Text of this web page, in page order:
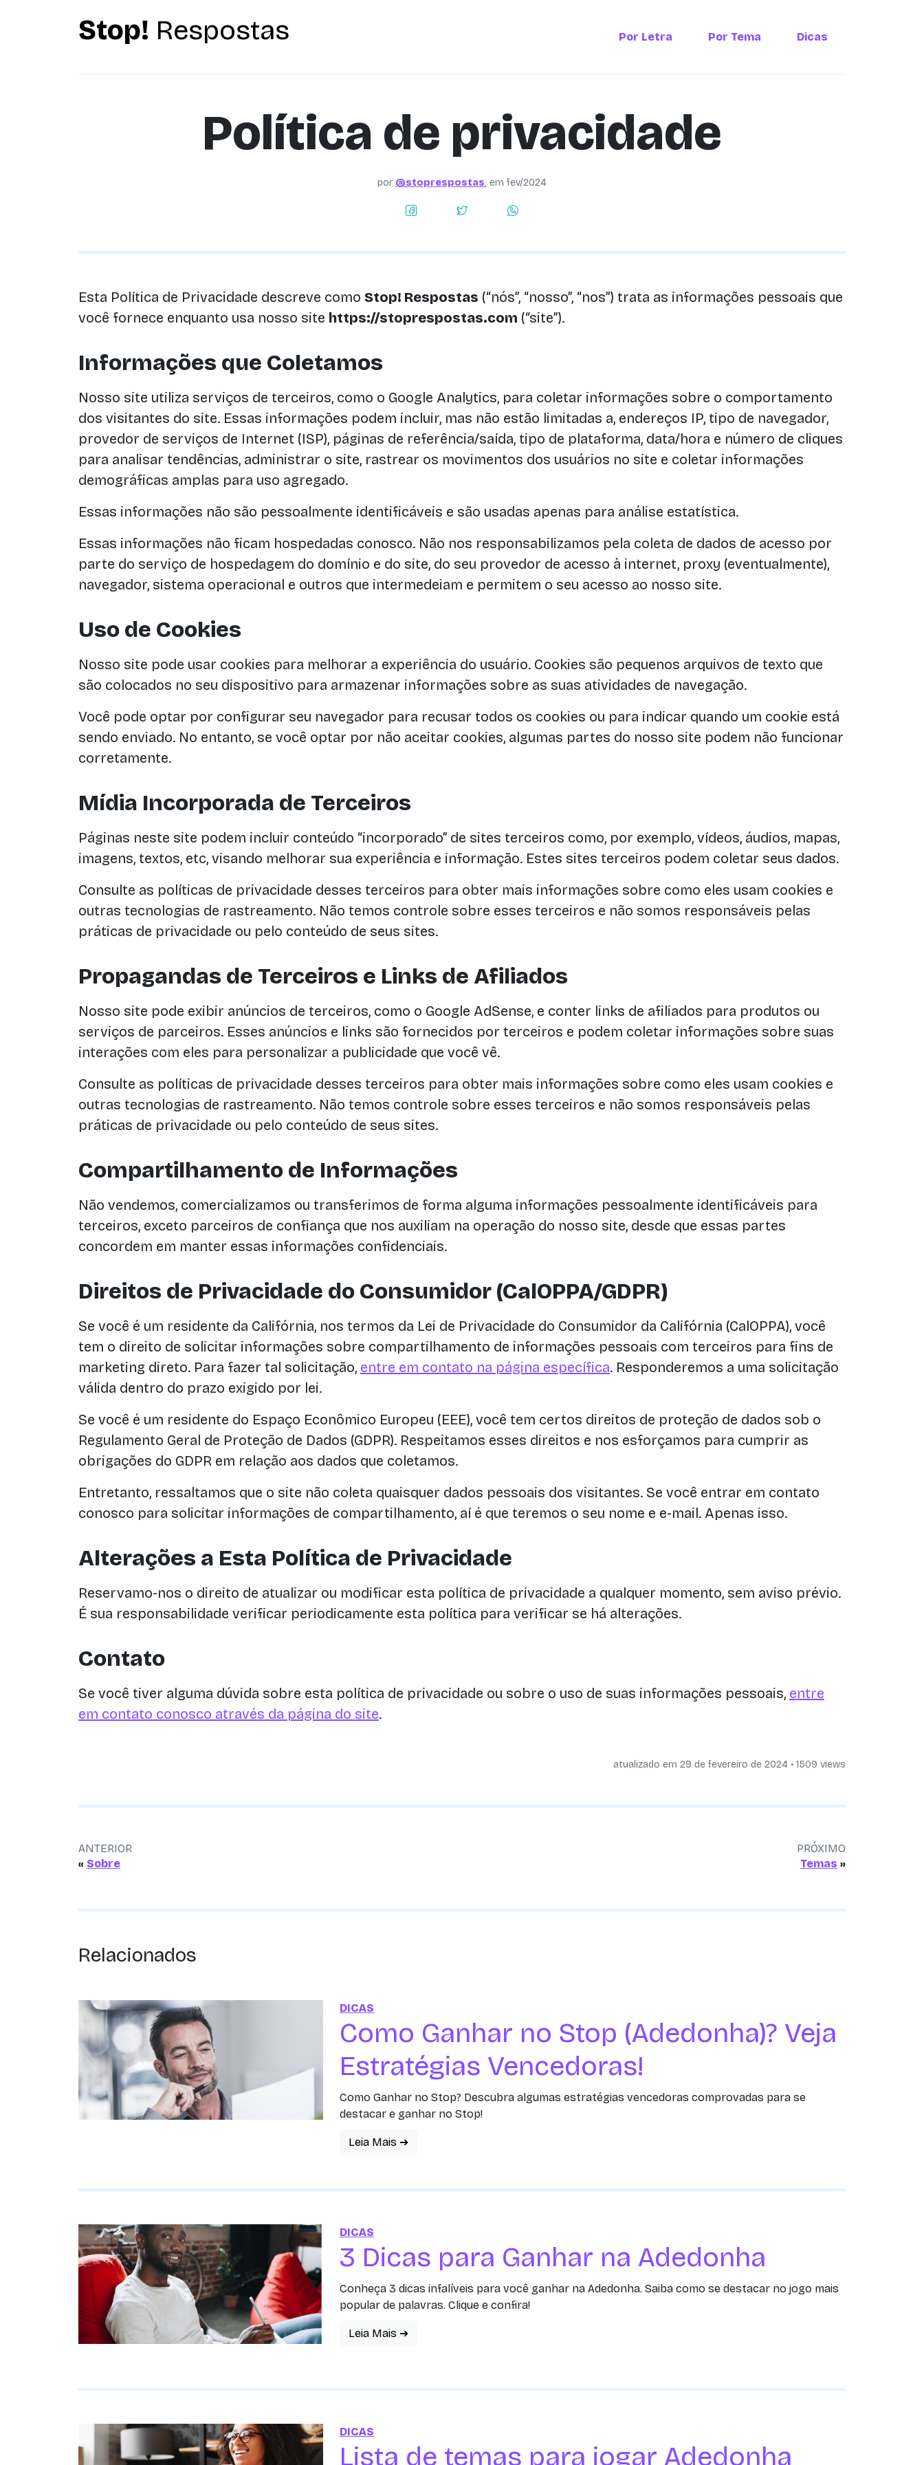
Stop! Respostas Por Letra Por Tema Dicas
Política de privacidade
por @stoprespostas, em fev/2024
Esta Política de Privacidade descreve como Stop! Respostas (“nós”, “nosso”, “nos”) trata as informações pessoais que
você fornece enquanto usa nosso site https://stoprespostas.com (“site”).
Informações que Coletamos
Nosso site utiliza serviços de terceiros, como o Google Analytics, para coletar informações sobre o comportamento
dos visitantes do site. Essas informações podem incluir, mas não estão limitadas a, endereços IP, tipo de navegador,
provedor de serviços de Internet (ISP), páginas de referência/saída, tipo de plataforma, data/hora e número de cliques
para analisar tendências, administrar o site, rastrear os movimentos dos usuários no site e coletar informações
demográficas amplas para uso agregado.
Essas informações não são pessoalmente identificáveis e são usadas apenas para análise estatística.
Essas informações não ficam hospedadas conosco. Não nos responsabilizamos pela coleta de dados de acesso por
parte do serviço de hospedagem do domínio e do site, do seu provedor de acesso à internet, proxy (eventualmente),
navegador, sistema operacional e outros que intermedeiam e permitem o seu acesso ao nosso site.
Uso de Cookies
Nosso site pode usar cookies para melhorar a experiência do usuário. Cookies são pequenos arquivos de texto que
são colocados no seu dispositivo para armazenar informações sobre as suas atividades de navegação.
Você pode optar por configurar seu navegador para recusar todos os cookies ou para indicar quando um cookie está
sendo enviado. No entanto, se você optar por não aceitar cookies, algumas partes do nosso site podem não funcionar
corretamente.
Mídia Incorporada de Terceiros
Páginas neste site podem incluir conteúdo “incorporado” de sites terceiros como, por exemplo, vídeos, áudios, mapas,
imagens, textos, etc, visando melhorar sua experiência e informação. Estes sites terceiros podem coletar seus dados.
Consulte as políticas de privacidade desses terceiros para obter mais informações sobre como eles usam cookies e
outras tecnologias de rastreamento. Não temos controle sobre esses terceiros e não somos responsáveis pelas
práticas de privacidade ou pelo conteúdo de seus sites.
Propagandas de Terceiros e Links de Afiliados
Nosso site pode exibir anúncios de terceiros, como o Google AdSense, e conter links de afiliados para produtos ou
serviços de parceiros. Esses anúncios e links são fornecidos por terceiros e podem coletar informações sobre suas
interações com eles para personalizar a publicidade que você vê.
Consulte as políticas de privacidade desses terceiros para obter mais informações sobre como eles usam cookies e
outras tecnologias de rastreamento. Não temos controle sobre esses terceiros e não somos responsáveis pelas
práticas de privacidade ou pelo conteúdo de seus sites.
Compartilhamento de Informações
Não vendemos, comercializamos ou transferimos de forma alguma informações pessoalmente identificáveis para
terceiros, exceto parceiros de confiança que nos auxiliam na operação do nosso site, desde que essas partes
concordem em manter essas informações confidenciais.
Direitos de Privacidade do Consumidor (CalOPPA/GDPR)
Se você é um residente da Califórnia, nos termos da Lei de Privacidade do Consumidor da Califórnia (CalOPPA), você
tem o direito de solicitar informações sobre compartilhamento de informações pessoais com terceiros para fins de
marketing direto. Para fazer tal solicitação, entre em contato na página específica. Responderemos a uma solicitação
válida dentro do prazo exigido por lei.
Se você é um residente do Espaço Econômico Europeu (EEE), você tem certos direitos de proteção de dados sob o
Regulamento Geral de Proteção de Dados (GDPR). Respeitamos esses direitos e nos esforçamos para cumprir as
obrigações do GDPR em relação aos dados que coletamos.
Entretanto, ressaltamos que o site não coleta quaisquer dados pessoais dos visitantes. Se você entrar em contato
conosco para solicitar informações de compartilhamento, aí é que teremos o seu nome e e-mail. Apenas isso.
Alterações a Esta Política de Privacidade
Reservamo-nos o direito de atualizar ou modificar esta política de privacidade a qualquer momento, sem aviso prévio.
É sua responsabilidade verificar periodicamente esta política para verificar se há alterações.
Contato
Se você tiver alguma dúvida sobre esta política de privacidade ou sobre o uso de suas informações pessoais, entre
em contato conosco através da página do site.
atualizado em 29 de fevereiro de 2024 • 1509 views
ANTERIOR
« Sobre
PRÓXIMO
Temas »
Relacionados
DICAS
Como Ganhar no Stop (Adedonha)? Veja
Estratégias Vencedoras!
Como Ganhar no Stop? Descubra algumas estratégias vencedoras comprovadas para se
destacar e ganhar no Stop!
Leia Mais ➔
DICAS
3 Dicas para Ganhar na Adedonha
Conheça 3 dicas infalíveis para você ganhar na Adedonha. Saiba como se destacar no jogo mais
popular de palavras. Clique e confira!
Leia Mais ➔
DICAS
Lista de temas para jogar Adedonha